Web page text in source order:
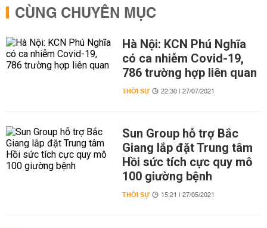
CÙNG CHUYÊN MỤC
Hà Nội: KCN Phú Nghĩa
có ca nhiễm Covid-19,
786 trường hợp liên quan
THỜI SỰ 22:30 | 27/07/2021
Sun Group hỗ trợ Bắc
Giang lắp đặt Trung tâm
Hồi sức tích cực quy mô
100 giường bệnh
THỜI SỰ 15:21 | 27/05/2021